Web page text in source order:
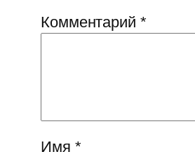
Комментарий *
Имя *